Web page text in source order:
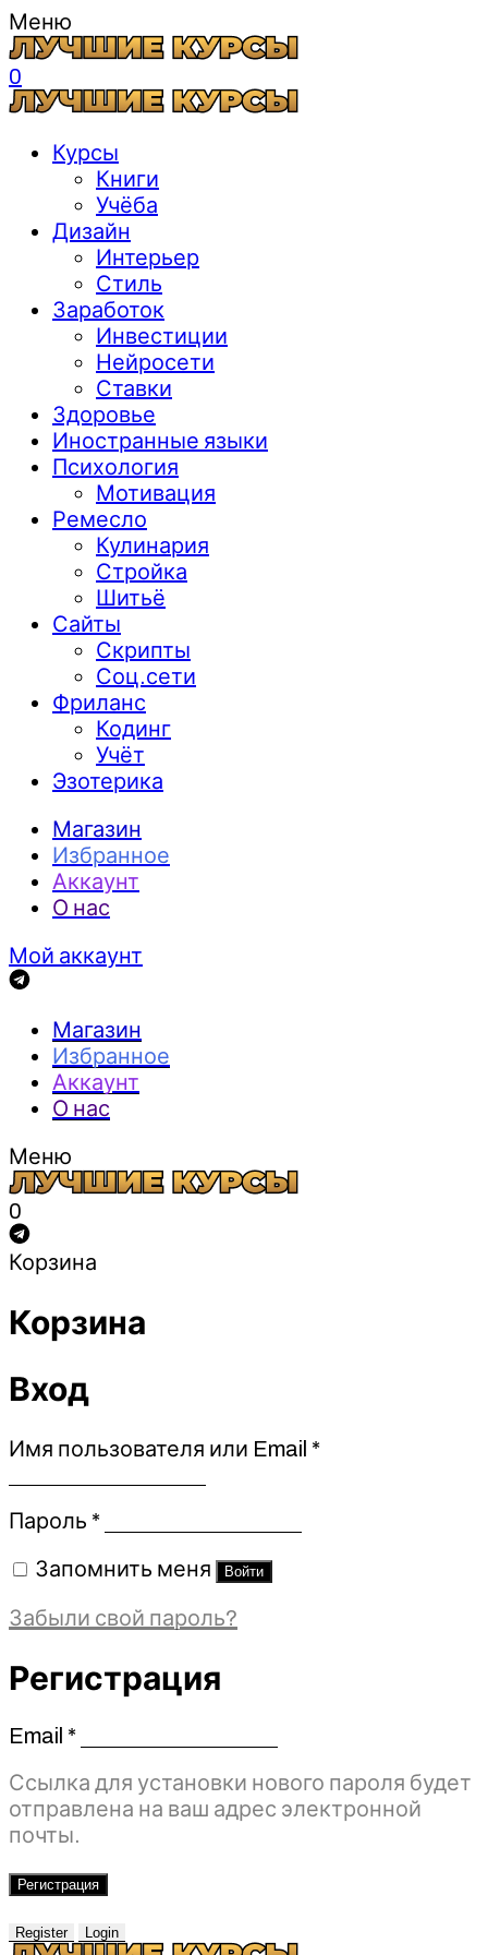
Меню
0
Курсы
Книги
Учёба
Дизайн
Интерьер
Стиль
Заработок
Инвестиции
Нейросети
Ставки
Здоровье
Иностранные языки
Психология
Мотивация
Ремесло
Кулинария
Стройка
Шитьё
Сайты
Скрипты
Соц.сети
Фриланс
Кодинг
Учёт
Эзотерика
Магазин
Избранное
Аккаунт
О нас
Мой аккаунт
Магазин
Избранное
Аккаунт
О нас
Меню
0
Корзина
Корзина
Вход
Имя пользователя или Email *Обязательно
Пароль *Обязательно
Запомнить меня Войти
Забыли свой пароль?
Регистрация
Email *Обязательно
Ссылка для установки нового пароля будет
отправлена ​​на ваш адрес электронной
почты.
Регистрация
Register Login